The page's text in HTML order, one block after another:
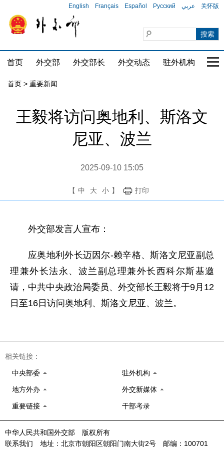
English Français Español Русский عربي 关怀版
首页 外交部 外交部长 外交动态 驻外机构 国
首页 > 重要新闻
王毅将访问奥地利、斯洛文
尼亚、波兰
2025-09-10 15:05
【 中 大 小 】 打印
外交部发言人宣布：
应奥地利外长迈因尔-赖辛格、斯洛文尼亚副总
理兼外长法永、波兰副总理兼外长西科尔斯基邀
请，中共中央政治局委员、外交部长王毅将于9月12
日至16日访问奥地利、斯洛文尼亚、波兰。
相关链接：
中央部委 驻外机构
地方外办 外交新媒体
重要链接 干部考录
中华人民共和国外交部 版权所有
联系我们 地址：北京市朝阳区朝阳门南大街2号 邮编：100701